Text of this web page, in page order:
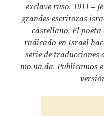
exclave ruso, 1911 –
grandes escritoras
castellano. El
radicado en Israel
serie de traducciones
mo.na.da. Publicamos